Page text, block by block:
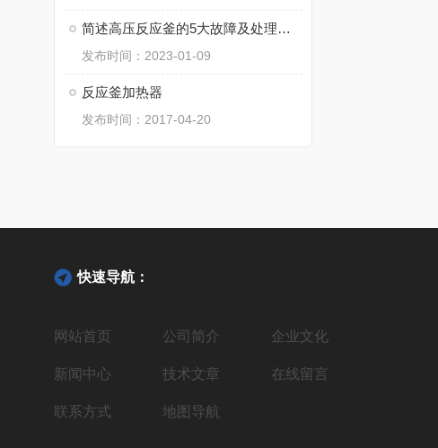
简述高压反应釜的5大故障及处理方案
发布时间：2023-01-09
反应釜加热器
发布时间：2017-04-20
快速导航：
网站首页 公司简介 企业文化
新闻中心 技术文章 在线留言
联系方式 地图导航